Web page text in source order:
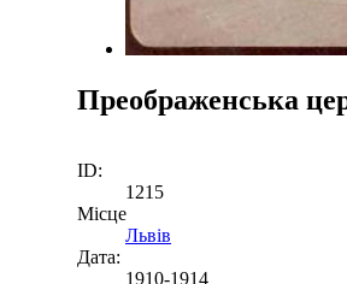
Преображенська
ID:
1215
Місце
Львів
Дата:
1910-1914